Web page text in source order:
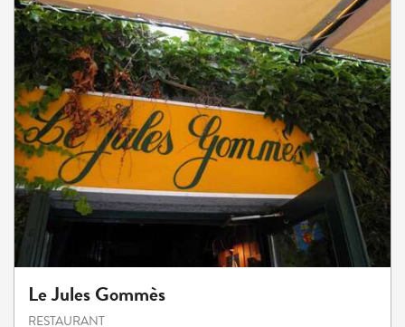
Le Jules Gommès
RESTAURANT